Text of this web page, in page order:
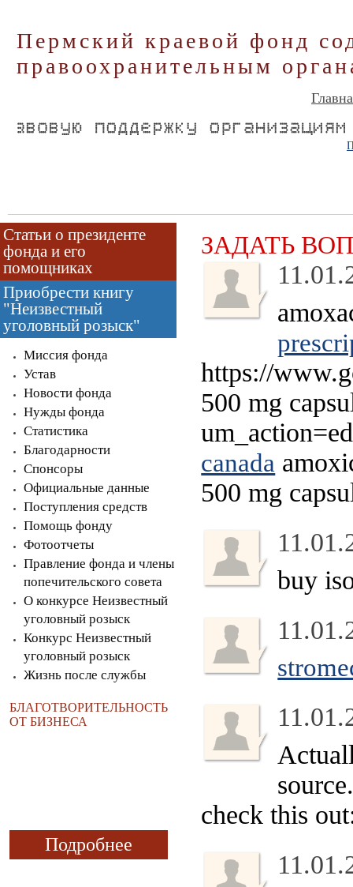
Пермский краевой фонд
правоохранительным
Статьи о президенте
фонда и его
помощниках
Приобрести книгу
"Неизвестный
уголовный розыск"
Миссия фонда
Устав
Новости фонда
Нужды фонда
Статистика
Благодарности
Спонсоры
Официальные данные
Поступления средств
Помощь фонду
Фотоотчеты
Правление фонда и члены
попечительского совета
О конкурсе Неизвестный
уголовный розыск
Конкурс Неизвестный
уголовный розыск
Жизнь после службы
БЛАГОТВОРИТЕЛЬНОСТЬ
ОТ БИЗНЕСА
Подробнее
ЗАДАТЬ
https://
500 mg
canada
500 mg
buy
check this